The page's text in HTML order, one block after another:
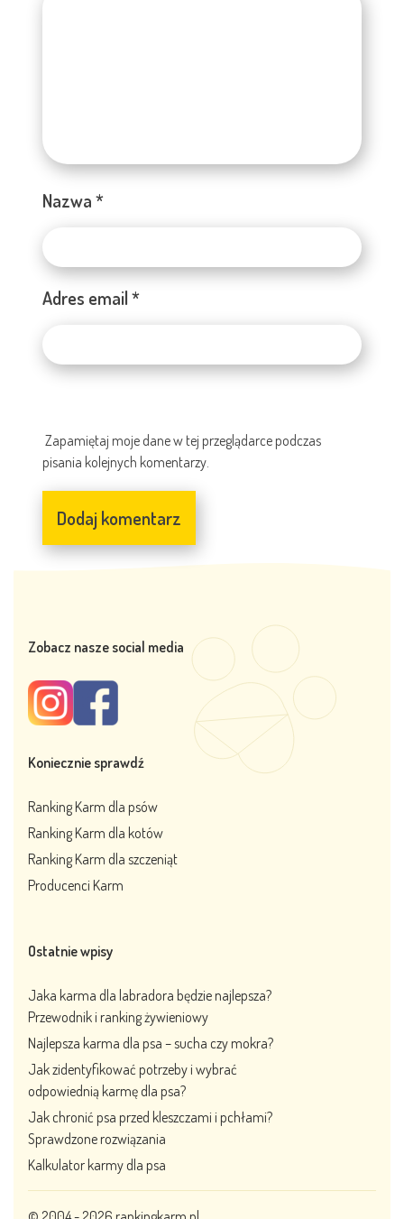
Nazwa*
Adres email*
Zapamiętaj moje dane w tej przeglądarce podczas
pisania kolejnych komentarzy.
Zobacz nasze social media
Koniecznie sprawdź
Ranking Karm dla psów
Ranking Karm dla kotów
Ranking Karm dla szczeniąt
Producenci Karm
Ostatnie wpisy
Jaka karma dla labradora będzie najlepsza?
Przewodnik i ranking żywieniowy
Najlepsza karma dla psa – sucha czy mokra?
Jak zidentyfikować potrzeby i wybrać
odpowiednią karmę dla psa?
Jak chronić psa przed kleszczami i pchłami?
Sprawdzone rozwiązania
Kalkulator karmy dla psa